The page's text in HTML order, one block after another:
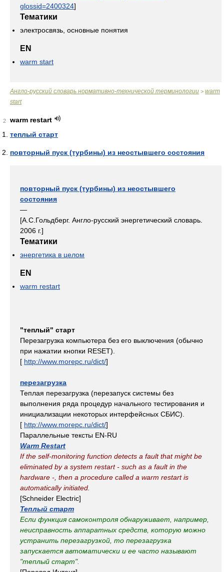
glossid=2400324]
Тематики
электросвязь, основные понятия
EN
warm start
Англо-русский словарь нормативно-технической терминологии > warm
start
2
warm restart
теплый старт
повторный пуск (турбины) из неостывшего состояния
повторный пуск (турбины) из неостывшего
состояния
—
[А.С.Гольдберг. Англо-русский энергетический словарь.
2006 г.]
Тематики
энергетика в целом
EN
warm restart
"теплый" старт
Перезагрузка компьютера без его выключения (обычно
при нажатии кнопки RESET).
[ http://www.morepc.ru/dict/]
перезагрузка
Теплая перезагрузка (перезапуск системы без
выполнения ряда процедур начального тестирования и
инициализации некоторых интерфейсных СБИС).
[ http://www.morepc.ru/dict/]
Параллельные тексты EN-RU
Warm Restart
If the self-monitoring function detects a fault that might be
eliminated by a system restart - such as a fault in the
hardware -, then a procedure called a warm restart is
automatically initiated.
[Schneider Electric]
Теплый старт
Если функция самоконтроля обнаруживает, например,
неисправность аппаратных средств, которую можно
устранить перезагрузкой, то перезагрузка
запускается автоматически и ее часто называют
"теплый старт".